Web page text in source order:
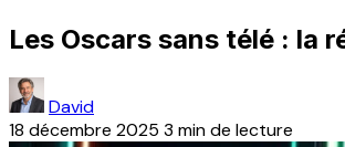
Les Oscars sans télé : la
David
18 décembre 2025 3 min de lecture